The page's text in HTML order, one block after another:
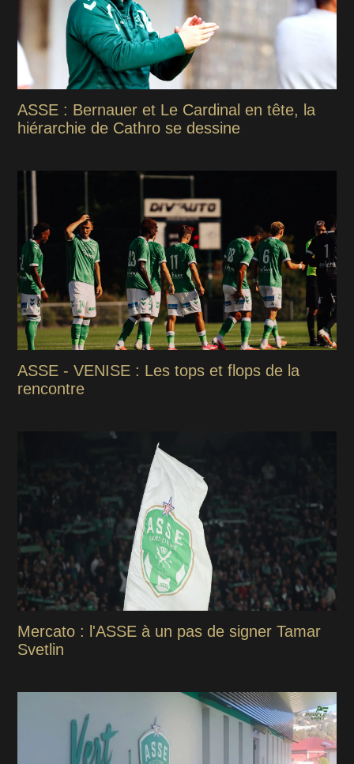
ASSE : Bernauer et Le Cardinal en tête, la
hiérarchie de Cathro se dessine
ASSE - VENISE : Les tops et flops de la
rencontre
Mercato : l'ASSE à un pas de signer Tamar
Svetlin